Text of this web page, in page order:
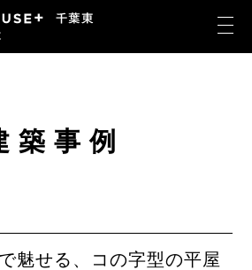
築事例
魅せる、コの字型の平屋